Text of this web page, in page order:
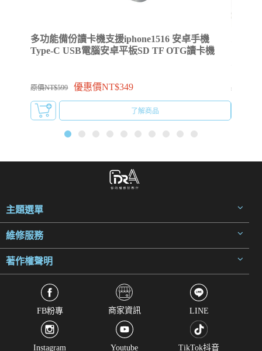
多功能備份讀卡機支援iphone1516 安卓手機
Type-C USB電腦安卓平板SD TF OTG讀卡機
原價NT$599 優惠價NT$349
了解商品
原價
主題選單
維修服務
著作權聲明
FB粉專 商家資訊 LINE
Instagram Youtube TikTok抖音